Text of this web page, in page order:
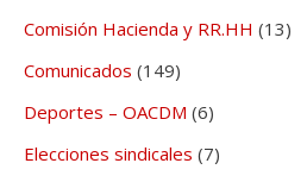
Comisión Hacienda y RR.HH (13)
Comunicados (149)
Deportes – OACDM (6)
Elecciones sindicales (7)